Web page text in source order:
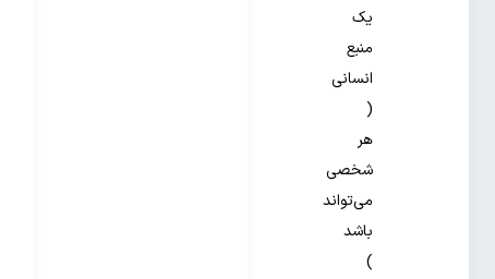
یک
منبع
انسانی
(
هر
شخصی
می‌تواند
باشد
)